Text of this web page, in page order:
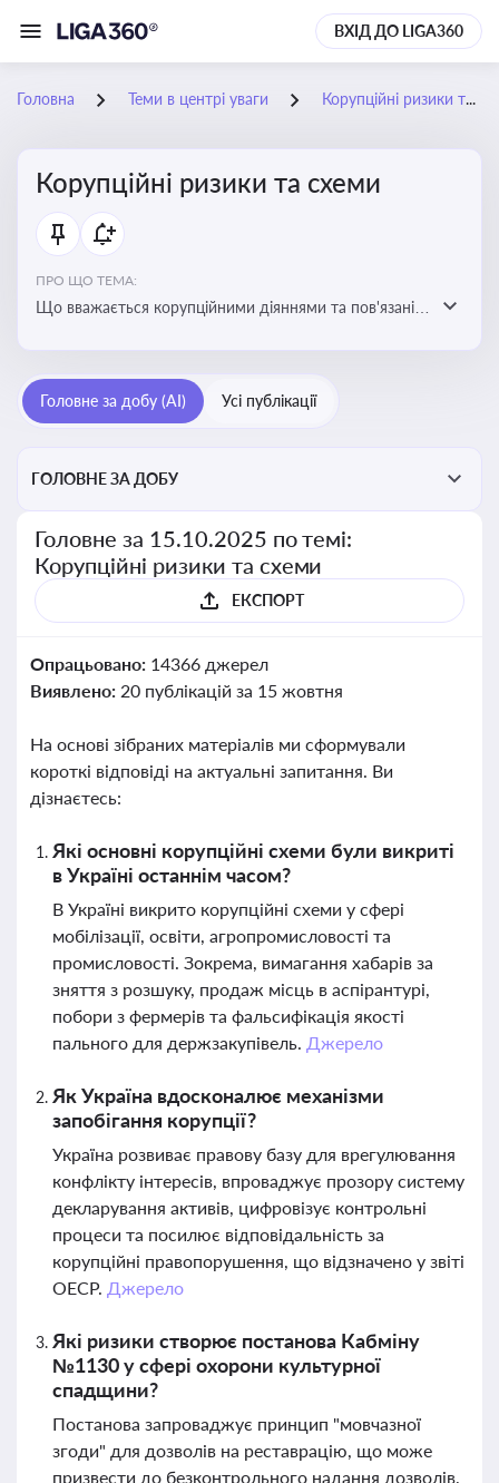
ВХІД ДО LIGA360
Головна Теми в центрі уваги Корупційні ризики та схеми
Корупційні ризики та схеми
ПРО ЩО ТЕМА:
Що вважається корупційними діяннями та пов'язані з
Головне за добу (AI) Усі публікації
ГОЛОВНЕ ЗА ДОБУ
Головне за 15.10.2025 по темі:
Корупційні ризики та схеми
ЕКСПОРТ
Опрацьовано: 14366 джерел
Виявлено: 20 публікацій за 15 жовтня
На основі зібраних матеріалів ми сформували
короткі відповіді на актуальні запитання. Ви
дізнаєтесь:
Які основні корупційні схеми були викриті
в Україні останнім часом?
В Україні викрито корупційні схеми у сфері
мобілізації, освіти, агропромисловості та
промисловості. Зокрема, вимагання хабарів за
зняття з розшуку, продаж місць в аспірантурі,
побори з фермерів та фальсифікація якості
пального для держзакупівель. Джерело
Як Україна вдосконалює механізми
запобігання корупції?
Україна розвиває правову базу для врегулювання
конфлікту інтересів, впроваджує прозору систему
декларування активів, цифровізує контрольні
процеси та посилює відповідальність за
корупційні правопорушення, що відзначено у звіті
ОЕСР. Джерело
Які ризики створює постанова Кабміну
№1130 у сфері охорони культурної
спадщини?
Постанова запроваджує принцип "мовчазної
згоди" для дозволів на реставрацію, що може
призвести до безконтрольного надання дозволів,